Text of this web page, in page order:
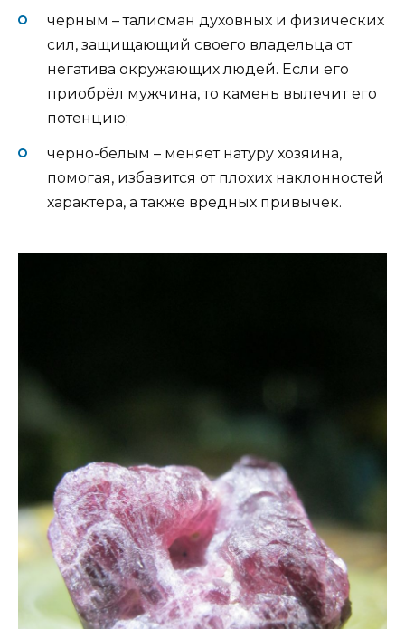
черным – талисман духовных и физических
сил, защищающий своего владельца от
негатива окружающих людей. Если его
приобрёл мужчина, то камень вылечит его
потенцию;
черно-белым – меняет натуру хозяина,
помогая, избавится от плохих наклонностей
характера, а также вредных привычек.